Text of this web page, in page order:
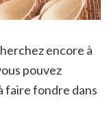
encore à
pouvez
faire fondre dans